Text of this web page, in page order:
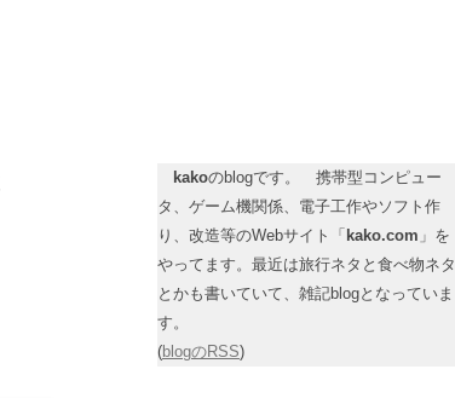
kakoのblogです。 携帯型コンピュー
タ、ゲーム機関係、電子工作やソフト作
り、改造等のWebサイト「 kako.com 」を
やってます。最近は旅行ネタと食べ物ネタ
とかも書いていて、雑記blogとなっていま
す。
(blogのRSS)